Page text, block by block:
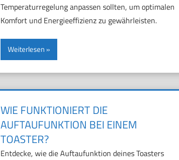
Temperaturregelung anpassen sollten, um optimalen
Komfort und Energieeffizienz zu gewährleisten.
Weiterlesen
WIE FUNKTIONIERT DIE
AUFTAUFUNKTION BEI EINEM
TOASTER?
Entdecke, wie die Auftaufunktion deines Toasters